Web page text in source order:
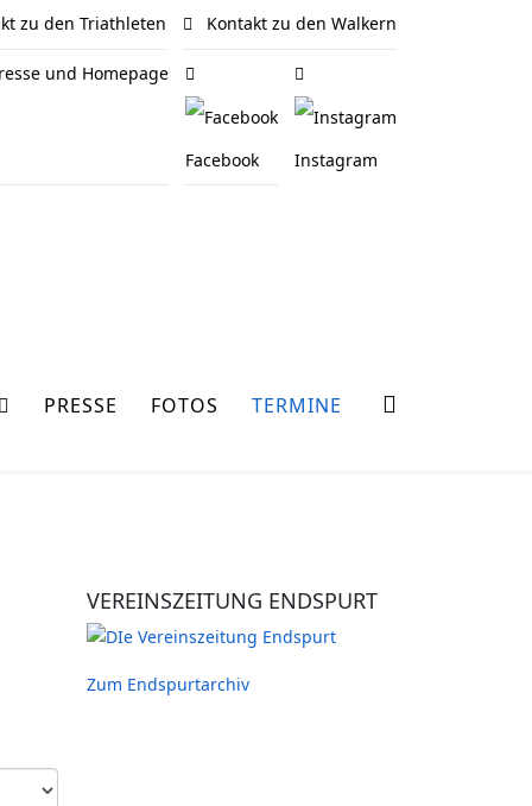
zu den Triathleten Kontakt zu den Walkern
und Homepage
Facebook Instagram
PRESSE FOTOS TERMINE
VEREINSZEITUNG ENDSPURT
Zum Endspurtarchiv